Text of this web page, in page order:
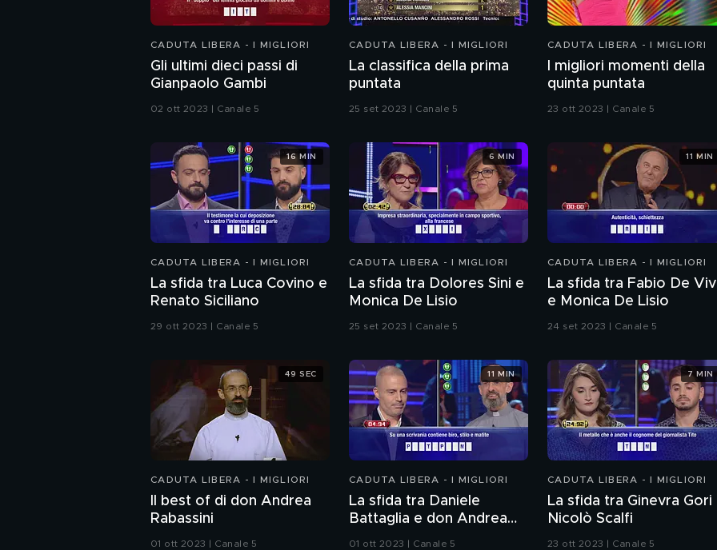
CADUTA LIBERA - I MIGLIORI
Gli ultimi dieci passi di
Gianpaolo Gambi
02 ott 2023 | Canale 5
CADUTA LIBERA - I MIGLIORI
La classifica della prima
puntata
25 set 2023 | Canale 5
CADUTA LIBERA - I MIGLIORI
I migliori momenti della
quinta puntata
23 ott 2023 | Canale 5
CADUTA LIBERA - I MIGLIORI
La sfida tra Luca Covino e
Renato Siciliano
29 ott 2023 | Canale 5
16 MIN
CADUTA LIBERA - I MIGLIORI
La sfida tra Dolores Sini e
Monica De Lisio
25 set 2023 | Canale 5
6 MIN
CADUTA LIBERA - I MIGLIORI
La sfida tra Fabio De
e Monica De Lisio
24 set 2023 | Canale 5
11 MIN
CADUTA LIBERA - I MIGLIORI
Il best of di don Andrea
Rabassini
01 ott 2023 | Canale 5
49 SEC
CADUTA LIBERA - I MIGLIORI
La sfida tra Daniele
Battaglia e don Andrea
Rabassini
01 ott 2023 | Canale 5
11 MIN
CADUTA LIBERA - I MIGLIORI
La sfida tra Ginevra Gori
Nicolò Scalfi
23 ott 2023 | Canale 5
7 MIN